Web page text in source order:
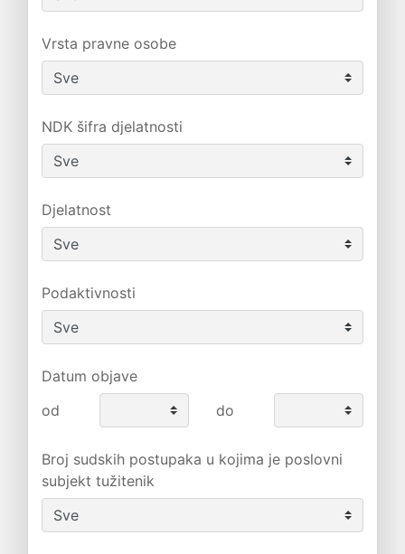
Vrsta pravne osobe
NDK šifra djelatnosti
Djelatnost
Podaktivnosti
Datum objave
od
do
Broj sudskih postupaka u kojima je poslovni
subjekt tužitenik